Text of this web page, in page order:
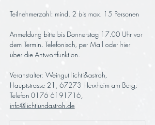
Teilnehmerzahl: mind. 2 bis max. 15 Personen
Anmeldung bitte bis Donnerstag 17.00 Uhr vor
dem Termin. Telefonisch, per Mail oder hier
über die Antwortfunktion.
Veranstalter: Weingut lichti&astroh,
Hauptstrasse 21, 67273 Herxheim am Berg;
Telefon 0176 6191716,
info@lichtiundastroh.de